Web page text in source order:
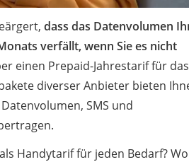
dass das Datenvolumen
verfällt, wenn Sie es nicht
einen Prepaid-Jahrestarif für das
diverser Anbieter bieten
SMS und
Handytarif für jeden Bedarf?